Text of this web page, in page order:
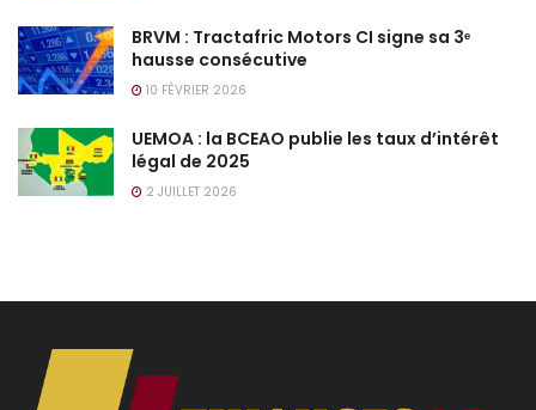
BRVM : Tractafric Motors CI signe sa 3ᵉ
hausse consécutive
10 FÉVRIER 2026
UEMOA : la BCEAO publie les taux d’intérêt
légal de 2025
2 JUILLET 2026